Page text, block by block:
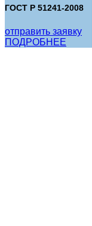
ГОСТ Р 51241-2008
отправить заявку
ПОДРОБНЕЕ